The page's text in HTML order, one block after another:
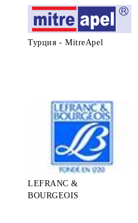
Турция - MitreApel
LEFRANC &
BOURGEOIS